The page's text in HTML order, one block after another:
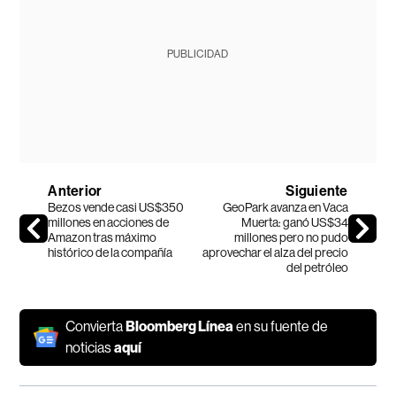
PUBLICIDAD
Anterior
Bezos vende casi US$350
millones en acciones de
Amazon tras máximo
histórico de la compañía
Siguiente
GeoPark avanza en Vaca
Muerta: ganó US$34
millones pero no pudo
aprovechar el alza del precio
del petróleo
ConviertaBloomberg Línea en su fuente de
noticiasaquí